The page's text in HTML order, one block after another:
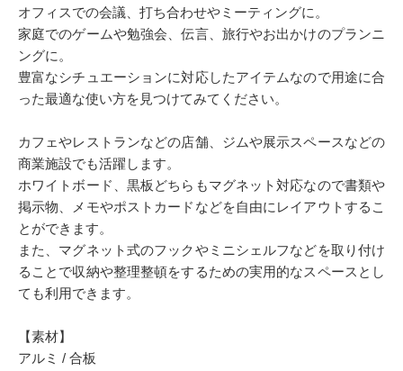
オフィスでの会議、打ち合わせやミーティングに。
家庭でのゲームや勉強会、伝言、旅行やお出かけのプランニ
ングに。
豊富なシチュエーションに対応したアイテムなので用途に合
った最適な使い方を見つけてみてください。
カフェやレストランなどの店舗、ジムや展示スペースなどの
商業施設でも活躍します。
ホワイトボード、黒板どちらもマグネット対応なので書類や
掲示物、メモやポストカードなどを自由にレイアウトするこ
とができます。
また、マグネット式のフックやミニシェルフなどを取り付け
ることで収納や整理整頓をするための実用的なスペースとし
ても利用できます。
【素材】
アルミ / 合板